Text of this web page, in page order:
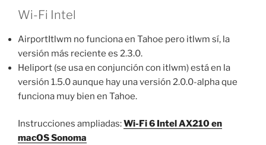
Wi-Fi Intel
AirportItlwm no funciona en Tahoe pero itlwm sí, la
versión más reciente es 2.3.0.
Heliport (se usa en conjunción con itlwm) está en la
versión 1.5.0 aunque hay una versión 2.0.0-alpha que
funciona muy bien en Tahoe.
Instrucciones ampliadas:Wi-Fi 6 Intel AX210 en
macOS Sonoma